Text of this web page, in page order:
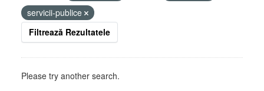
servicii-publice
Filtrează Rezultatele
Please try another search.